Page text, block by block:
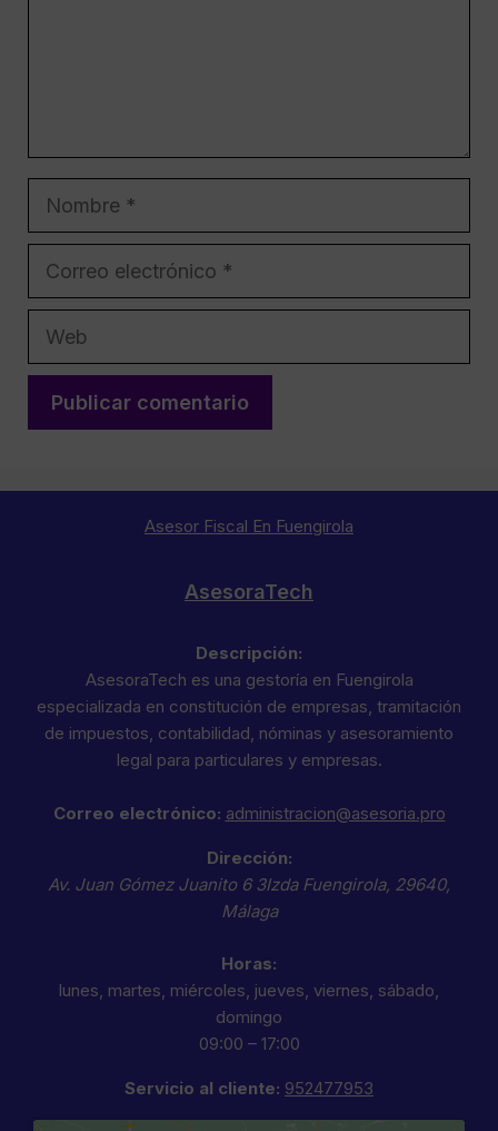
Asesor Fiscal En Fuengirola
AsesoraTech
Descripción:
AsesoraTech es una gestoría en Fuengirola
especializada en constitución de empresas, tramitación
de impuestos, contabilidad, nóminas y asesoramiento
legal para particulares y empresas.
Correo electrónico: administracion@asesoria.pro
Dirección:
Av. Juan Gómez Juanito 6 3Izda Fuengirola, 29640,
Málaga
Horas:
lunes, martes, miércoles, jueves, viernes, sábado,
domingo
09:00 – 17:00
Servicio al cliente: 952477953